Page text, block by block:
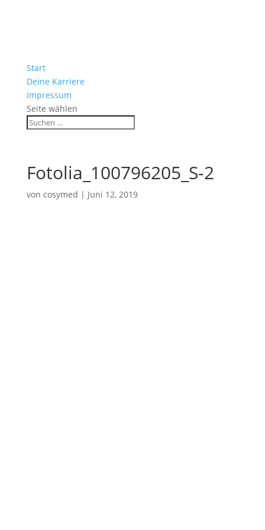
Start
Deine Karriere
Impressum
Seite wählen
Fotolia_100796205_S-2
von cosymed | Juni 12, 2019